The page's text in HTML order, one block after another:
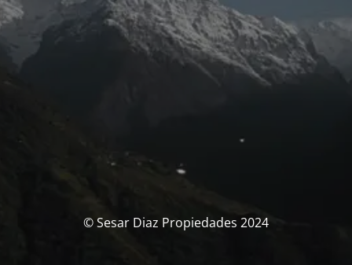
© Sesar Diaz Propiedades 2024